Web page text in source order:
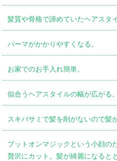
髪質や骨格で諦めていたヘアスタ
パーマがかかりやすくなる。
お家でのお手入れ簡単。
似合うヘアスタイルの幅が広がる。
スキバサミで髪を削がないので髪
プットオンマジックという小顔の
贅沢にカット。髪が綺麗になると